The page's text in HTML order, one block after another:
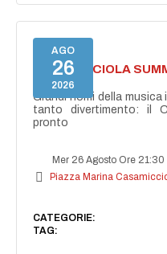
AGO
26
2026
CASAMICCIOLA
BELLINI
Grandi nomi della
tanto divertimento: il
pronto
Mer 26 Agosto Ore 21:30
Piazza Marina
CATEGORIE:
TAG: